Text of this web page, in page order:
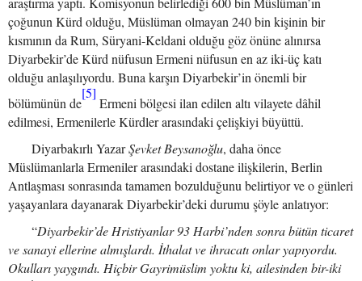
çoğunun Kürd olduğu, Müslüman olmayan 240 bin kişinin bir
kısmının da Rum, Süryani-Keldani olduğu göz önüne alınırsa
Diyarbekir’de Kürd nüfusun Ermeni nüfusun en az iki-üç katı
olduğu anlaşılıyordu. Buna karşın Diyarbekir’in önemli bir
bölümünün de
[5]
Ermeni bölgesi ilan edilen altı vilayete dâhil
edilmesi, Ermenilerle Kürdler arasındaki çelişkiyi büyüttü.
Diyarbakırlı YazarŞevket Beysanoğlu, daha önce
Müslümanlarla Ermeniler arasındaki dostane ilişkilerin, Berlin
Antlaşması sonrasında tamamen bozulduğunu belirtiyor ve o günleri
yaşayanlara dayanarak Diyarbekir’deki durumu şöyle anlatıyor:
“Diyarbekir’de Hristiyanlar 93 Harbi’nden sonra bütün ticaret
ve sanayi ellerine almışlardı. İthalat ve ihracatı onlar yapıyordu.
Okulları yaygındı. Hiçbir Gayrimüslim yoktu ki, ailesinden bir-iki